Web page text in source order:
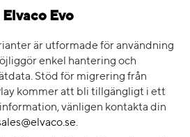
Evo
är utformade för användning
enkel hantering och
Stöd för migrering från
kommer att bli tillgängligt i ett
vänligen kontakta din
.